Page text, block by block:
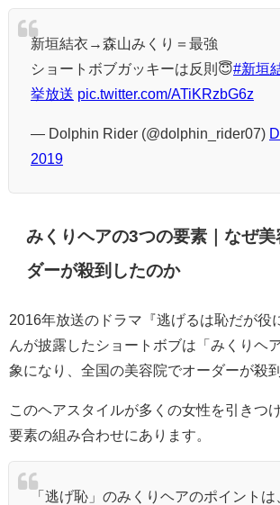
新垣結衣→森山みくり＝最強
ショートボブガッキーは反則😇#新垣
挙放送 pic.twitter.com/ATiKRzbG6z
— Dolphin Rider (@dolphin_rider07)
2019
みくりヘアの3つの要素｜なぜ美
ダーが殺到したのか
2016年放送のドラマ『逃げるは恥だが役
んが披露したショートボブは「みくりヘ
象になり、全国の美容院でオーダーが殺
このヘアスタイルが多くの女性を引きつ
要素の組み合わせにあります。
「逃げ恥」のみくりヘアのポイント